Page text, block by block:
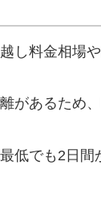
し料金相場
があるため
低でも2日